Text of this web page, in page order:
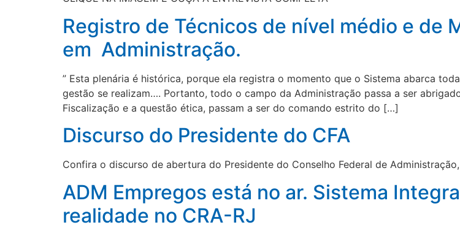
Registro de Técnicos de nível médio e de
em Administração.
” Esta plenária é histórica, porque ela registra o momento que o Sistema abarca
gestão se realizam…. Portanto, todo o campo da Administração passa a ser
Fiscalização e a questão ética, passam a ser do comando estrito do […]
Discurso do Presidente do CFA
Confira o discurso de abertura do Presidente do Conselho Federal de
ADM Empregos está no ar. Sistema
realidade no CRA-RJ